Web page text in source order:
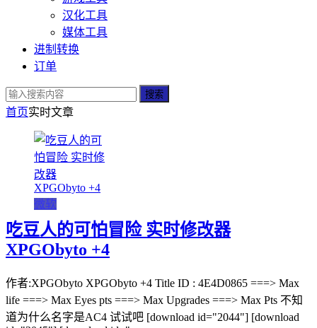
汉化工具
媒体工具
进制转换
订单
搜索
首页实时文章
微软
吃豆人的可怕冒险 实时修改器
XPGObyto +4
作者:XPGObyto XPGObyto +4 Title ID : 4E4D0865 ===> Max
life ===> Max Eyes pts ===> Max Upgrades ===> Max Pts 不知
道为什么名字是AC4 试试吧 [download id="2044"] [download